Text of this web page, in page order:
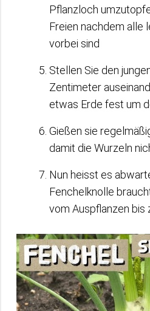
Pflanzloch
Freien nachdem alle
vorbei sind
Stellen Sie den
Zentimeter
etwas Erde fest um
Gießen sie
damit die Wurzeln
Nun heisst es
Fenchelknolle
vom Auspflanzen bis